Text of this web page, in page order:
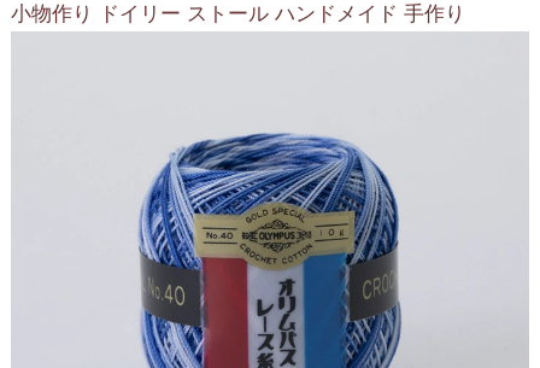
小物作り ドイリー ストール ハンドメイド 手作り